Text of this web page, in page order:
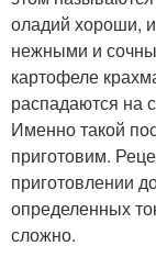
оладий хороши,
нежными и
картофеле
распадаются на
Именно такой
приготовим.
приготовлении
определенных
сложно.